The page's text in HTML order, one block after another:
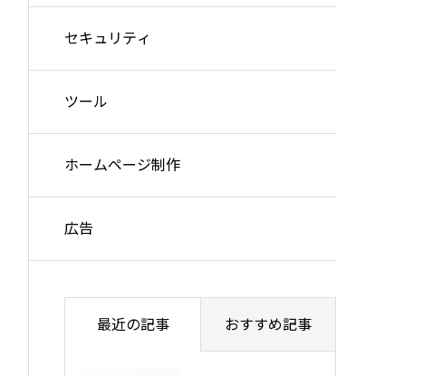
セキュリティ
ツール
ホームページ制作
広告
最近の記事 おすすめ記事